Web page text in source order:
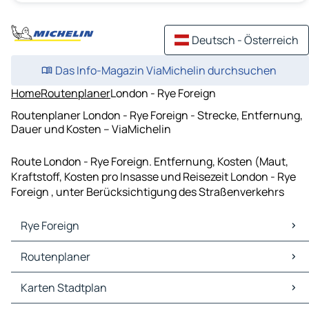
Deutsch - Österreich
Das Info-Magazin ViaMichelin durchsuchen
HomeRoutenplanerLondon - Rye Foreign
Routenplaner London - Rye Foreign - Strecke, Entfernung,
Dauer und Kosten – ViaMichelin
Route London - Rye Foreign. Entfernung, Kosten (Maut,
Kraftstoff, Kosten pro Insasse und Reisezeit London - Rye
Foreign , unter Berücksichtigung des Straßenverkehrs
Rye Foreign
Rye Foreign Karten Stadtplan
Rye Foreign Verkehr
Rye Foreign Hotels
Rye Foreign Restaurants
Routenplaner
Routenplaner Rye Foreign - Hastings
Routenplaner Rye Foreign - Rye
Karten Stadtplan